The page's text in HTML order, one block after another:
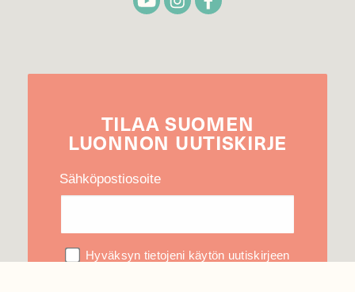
TILAA SUOMEN
LUONNON UUTIS­KIRJE
Sähköpostiosoite
Hyväksyn tietojeni käytön uutiskirjeen